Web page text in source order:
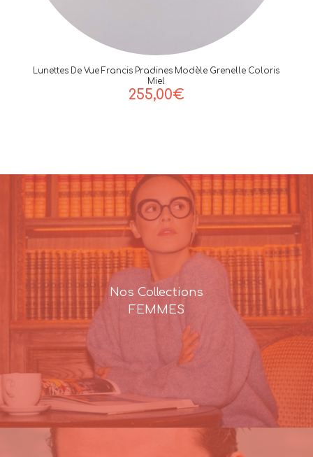
Lunettes De Vue Francis Pradines Modèle Grenelle Coloris
Miel
255,00€
Nos Collections
FEMMES